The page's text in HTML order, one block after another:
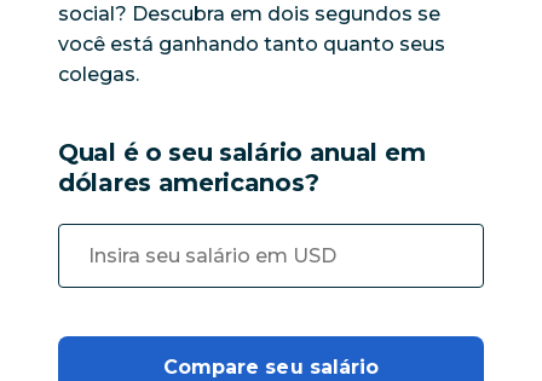
social? Descubra em dois segundos se
você está ganhando tanto quanto seus
colegas.
Qual é o seu salário anual em
dólares americanos?
Compare seu salário